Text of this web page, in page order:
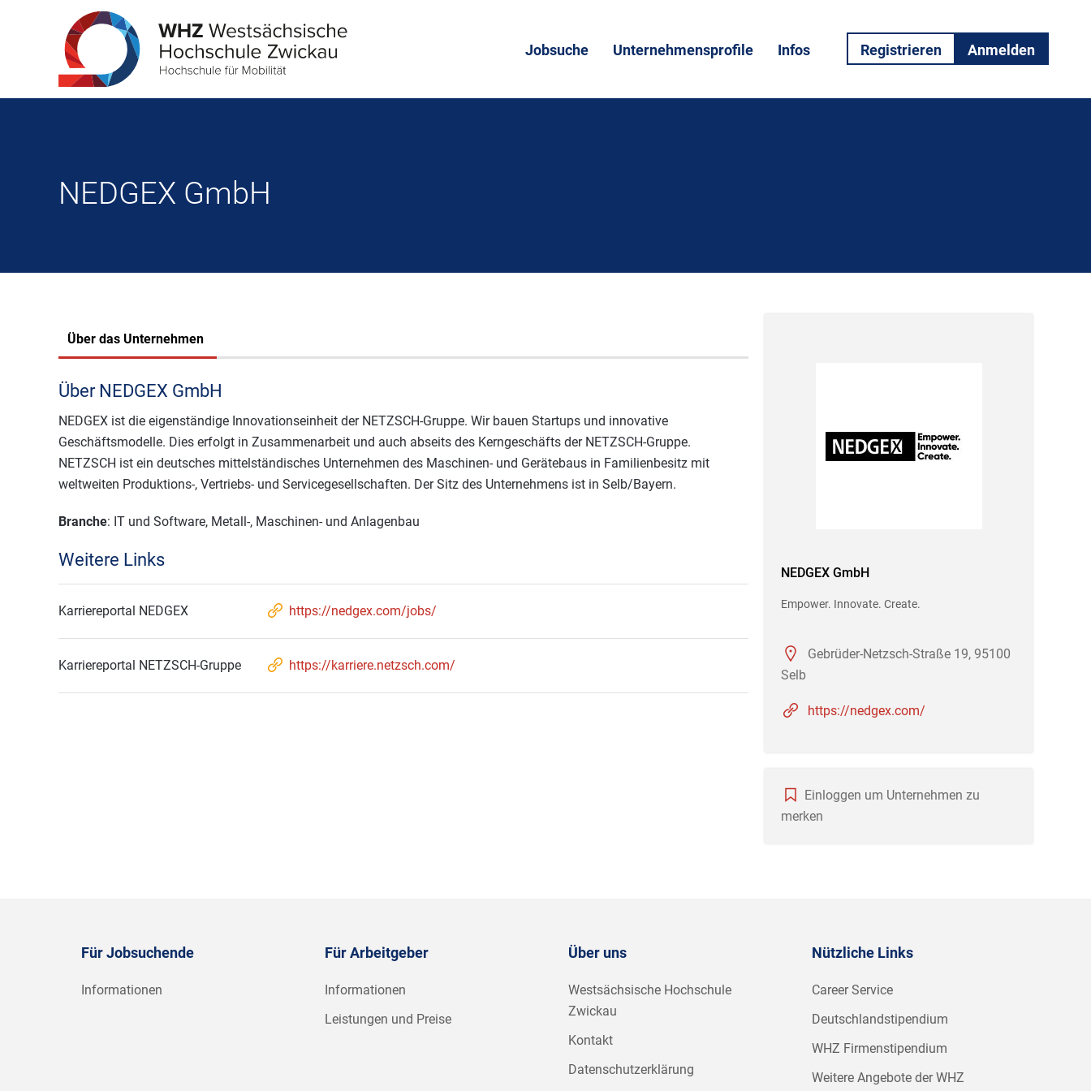
Jobsuche Unternehmensprofile Infos Registrieren Anmelden
NEDGEX GmbH
Über das Unternehmen
Über NEDGEX GmbH
NEDGEX ist die eigenständige Innovationseinheit der NETZSCH-Gruppe. Wir bauen Startups und innovative
Geschäftsmodelle. Dies erfolgt in Zusammenarbeit und auch abseits des Kerngeschäfts der NETZSCH-Gruppe.
NETZSCH ist ein deutsches mittelständisches Unternehmen des Maschinen- und Gerätebaus in Familienbesitz mit
weltweiten Produktions-, Vertriebs- und Servicegesellschaften. Der Sitz des Unternehmens ist in Selb/Bayern.
Branche: IT und Software, Metall-, Maschinen- und Anlagenbau
Weitere Links
Karriereportal NEDGEX https://nedgex.com/jobs/
Karriereportal NETZSCH-Gruppe https://karriere.netzsch.com/
NEDGEX GmbH
Empower. Innovate. Create.
Gebrüder-Netzsch-Straße 19, 95100
Selb
https://nedgex.com/
Einloggen um Unternehmen zu
merken
Für Jobsuchende
Informationen
Für Arbeitgeber
Informationen
Leistungen und Preise
Über uns
Westsächsische Hochschule
Zwickau
Kontakt
Datenschutzerklärung
Nützliche Links
Career Service
Deutschlandstipendium
WHZ Firmenstipendium
Weitere Angebote der WHZ